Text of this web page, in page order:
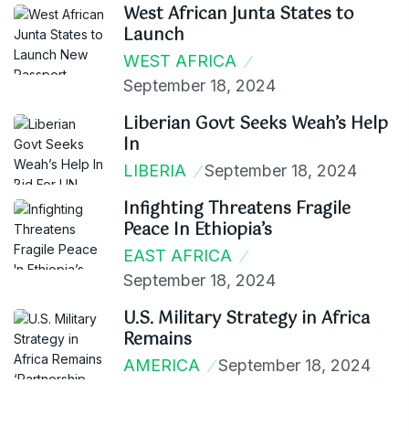
West African Junta States to
Launch
WEST AFRICA
September 18, 2024
Liberian Govt Seeks Weah’s Help
In
LIBERIA September 18, 2024
Infighting Threatens Fragile
Peace In Ethiopia’s
EAST AFRICA
September 18, 2024
U.S. Military Strategy in Africa
Remains
AMERICA September 18, 2024